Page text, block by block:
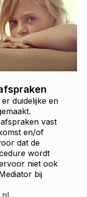
duidelijke en
vast
en/of
dat de
wordt
niet ook
bij